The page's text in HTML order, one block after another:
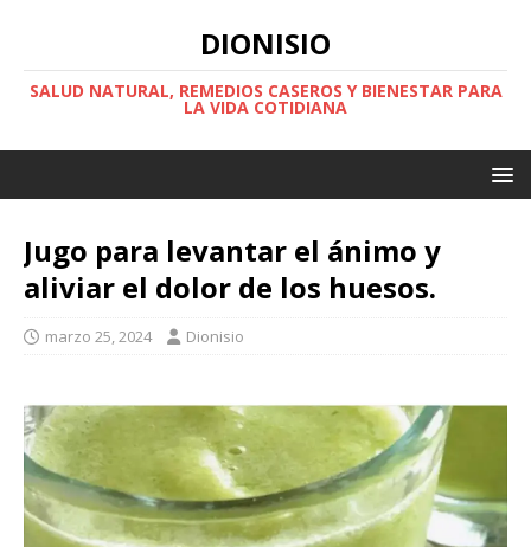
DIONISIO
SALUD NATURAL, REMEDIOS CASEROS Y BIENESTAR PARA
LA VIDA COTIDIANA
Jugo para levantar el ánimo y
aliviar el dolor de los huesos.
marzo 25, 2024 Dionisio